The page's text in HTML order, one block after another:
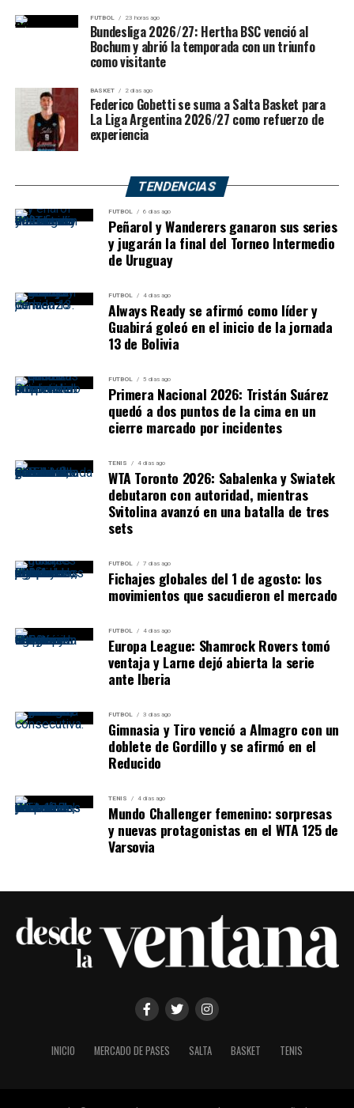
FUTBOL 23 horas ago
Bundesliga 2026/27: Hertha BSC venció al
Bochum y abrió la temporada con un triunfo
como visitante
BASKET 2 días ago
Federico Gobetti se suma a Salta Basket para
La Liga Argentina 2026/27 como refuerzo de
experiencia
TENDENCIAS
FUTBOL 6 días ago
Peñarol y Wanderers ganaron sus series
y jugarán la final del Torneo Intermedio
de Uruguay
FUTBOL 4 días ago
Always Ready se afirmó como líder y
Guabirá goleó en el inicio de la jornada
13 de Bolivia
FUTBOL 5 días ago
Primera Nacional 2026: Tristán Suárez
quedó a dos puntos de la cima en un
cierre marcado por incidentes
TENIS 4 días ago
WTA Toronto 2026: Sabalenka y Swiatek
debutaron con autoridad, mientras
Svitolina avanzó en una batalla de tres
sets
FUTBOL 7 días ago
Fichajes globales del 1 de agosto: los
movimientos que sacudieron el mercado
FUTBOL 4 días ago
Europa League: Shamrock Rovers tomó
ventaja y Larne dejó abierta la serie
ante Iberia
FUTBOL 3 días ago
Gimnasia y Tiro venció a Almagro con un
doblete de Gordillo y se afirmó en el
Reducido
TENIS 4 días ago
Mundo Challenger femenino: sorpresas
y nuevas protagonistas en el WTA 125 de
Varsovia
INICIO MERCADO DE PASES SALTA BASKET TENIS